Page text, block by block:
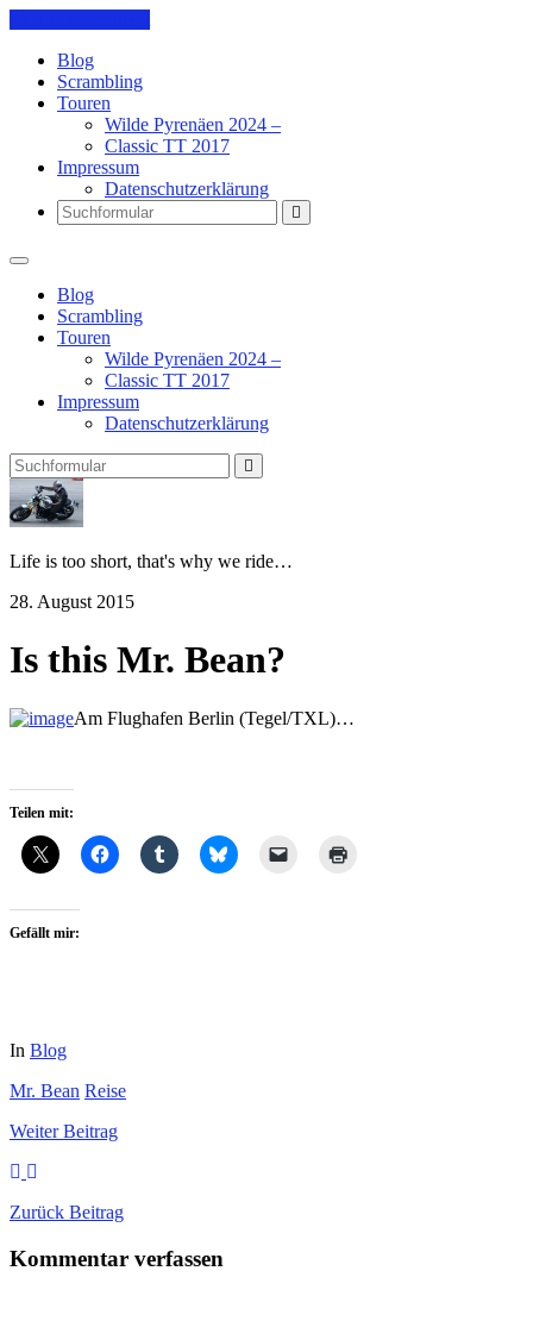
Blog
Scrambling
Touren
Wilde Pyrenäen 2024 –
Classic TT 2017
Impressum
Datenschutzerklärung
Search
Blog
Scrambling
Touren
Wilde Pyrenäen 2024 –
Classic TT 2017
Impressum
Datenschutzerklärung
Search
Pit's
Blog
Life is too short, that's why we ride…
28. August 2015
Is this Mr. Bean?
Am Flughafen Berlin (Tegel/TXL)…
Teilen mit:
Gefällt mir:
In Blog
Mr. Bean Reise
WeiterBeitrag
Zurück Beitrag
Kommentar verfassen